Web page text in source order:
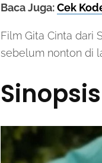
Baca Juga:Cek
Film Gita Cinta dari
sebelum nonton di